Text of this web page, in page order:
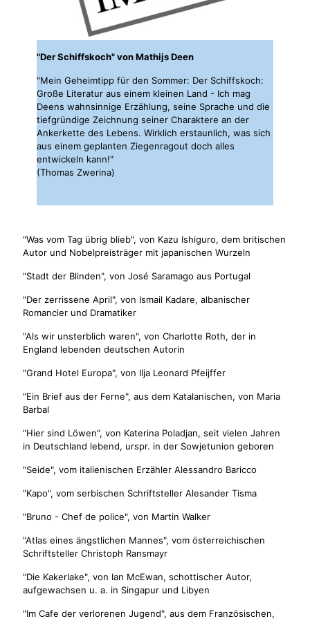
"Der Schiffskoch" von Mathijs Deen
"Mein Geheimtipp für den Sommer: Der Schiffskoch:
Große Literatur aus einem kleinen Land - Ich mag
Deens wahnsinnige Erzählung, seine Sprache und die
tiefgründige Zeichnung seiner Charaktere an der
Ankerkette des Lebens. Wirklich erstaunlich, was sich
aus einem geplanten Ziegenragout doch alles
entwickeln kann!"
(Thomas Zwerina)
"Was vom Tag übrig blieb", von Kazu Ishiguro, dem britischen
Autor und Nobelpreisträger mit japanischen Wurzeln
"Stadt der Blinden", von José Saramago aus Portugal
"Der zerrissene April", von Ismail Kadare, albanischer
Romancier und Dramatiker
"Als wir unsterblich waren", von Charlotte Roth, der in
England lebenden deutschen Autorin
"Grand Hotel Europa", von Ilja Leonard Pfeijffer
"Ein Brief aus der Ferne", aus dem Katalanischen, von Maria
Barbal
"Hier sind Löwen", von Katerina Poladjan, seit vielen Jahren
in Deutschland lebend, urspr. in der Sowjetunion geboren
"Seide", vom italienischen Erzähler Alessandro Baricco
"Kapo", vom serbischen Schriftsteller Alesander Tisma
"Bruno - Chef de police", von Martin Walker
"Atlas eines ängstlichen Mannes", vom österreichischen
Schriftsteller Christoph Ransmayr
"Die Kakerlake", von Ian McEwan, schottischer Autor,
aufgewachsen u. a. in Singapur und Libyen
"Im Cafe der verlorenen Jugend", aus dem Französischen,